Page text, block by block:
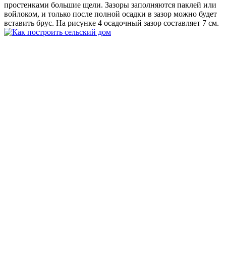
простенками большие щели. Зазоры заполняются паклей или
войлоком, и только после полной осадки в зазор можно будет
вставить брус. На рисунке 4 осадочный зазор составляет 7 см.